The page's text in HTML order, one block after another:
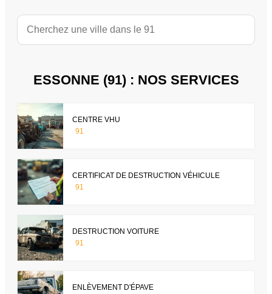
ESSONNE (91) : NOS SERVICES
CENTRE VHU
91
CERTIFICAT DE DESTRUCTION VÉHICULE
91
DESTRUCTION VOITURE
91
ENLÈVEMENT D'ÉPAVE